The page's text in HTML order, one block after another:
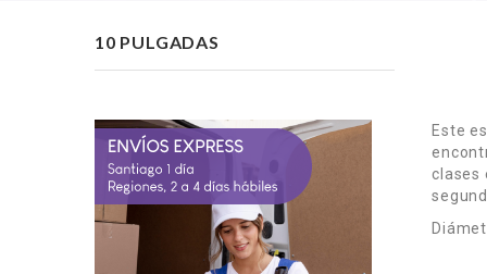
10 PULGADAS
Este
clases